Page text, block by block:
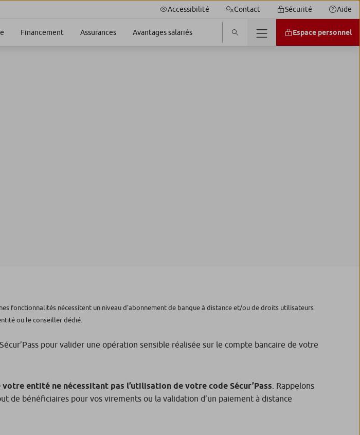
Accessibilité Contact Sécurité Aide
Financement Assurances Avantages salariés Espace personnel
fonctionnalités nécessitent un niveau d’abonnement de banque à distance et/ou de droits utilisateurs
ou le conseiller dédié.
pour valider une opération sensible réalisée sur le compte bancaire de votre
entité ne nécessitant pas l’utilisation de votre code Sécur’Pass . Rappelons
de bénéficiaires pour vos virements ou la validation d’un paiement à distance